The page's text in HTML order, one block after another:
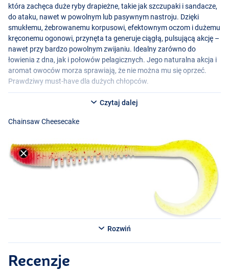
która zachęca duże ryby drapieżne, takie jak szczupaki i sandacze,
do ataku, nawet w powolnym lub pasywnym nastroju. Dzięki
smukłemu, żebrowanemu korpusowi, efektownym oczom i dużemu
kręconemu ogonowi, przynęta ta generuje ciągłą, pulsującą akcję –
nawet przy bardzo powolnym zwijaniu. Idealny zarówno do
łowienia z dna, jak i połowów pelagicznych. Jego naturalna akcja i
aromat owoców morza sprawiają, że nie można mu się oprzeć.
Prawdziwy must-have dla dużych chłopców.
Czytaj dalej
Chainsaw Cheesecake
Rozwiń
Recenzje